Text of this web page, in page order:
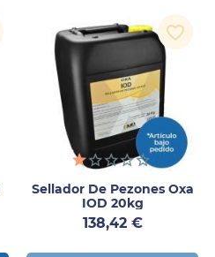
Sellador De Pezones Oxa
IOD 20kg
Precio
138,42 €
favorite_border